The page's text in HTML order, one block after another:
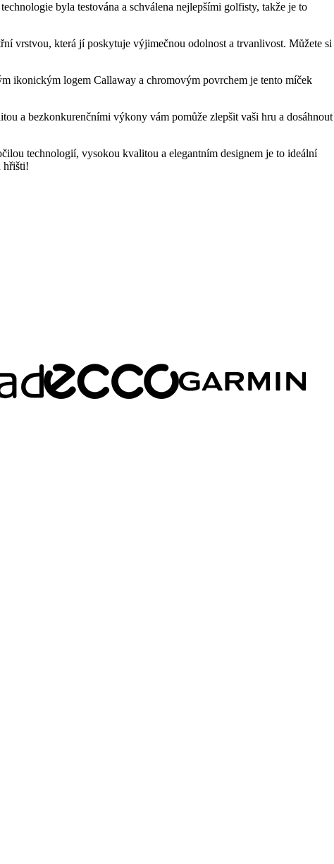
byla testována a schválena nejlepšími golfisty, takže je to
vrstvou, která jí poskytuje výjimečnou odolnost a trvanlivost. Můžete si
ikonickým logem Callaway a chromovým povrchem je tento míček
a bezkonkurenčními výkony vám pomůže zlepšit vaši hru a dosáhnout
technologií, vysokou kvalitou a elegantním designem je to ideální
hřišti!